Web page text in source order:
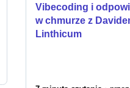
Vibecoding i
w chmurze z
Linthicum